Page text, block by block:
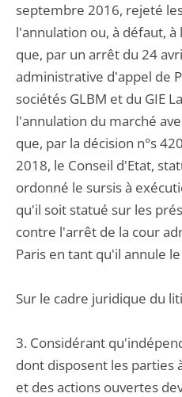
septembre 2016, rejeté
l'annulation ou, à défaut,
que, par un arrêt du 24
administrative d'appel de
sociétés GLBM et du GIE
l'annulation du marché
que, par la décision n°s
2018, le Conseil d'Etat,
ordonné le sursis à
qu'il soit statué sur les
contre l'arrêt de la cour
Paris en tant qu'il annule
Sur le cadre juridique du
3. Considérant
dont disposent les
et des actions ouvertes